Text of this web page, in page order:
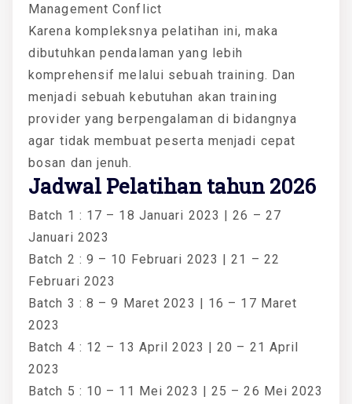
Management Conflict
Karena kompleksnya pelatihan ini, maka
dibutuhkan pendalaman yang lebih
komprehensif melalui sebuah training. Dan
menjadi sebuah kebutuhan akan training
provider yang berpengalaman di bidangnya
agar tidak membuat peserta menjadi cepat
bosan dan jenuh.
Jadwal Pelatihan tahun 2026
Batch 1 : 17 – 18 Januari 2023 | 26 – 27
Januari 2023
Batch 2 : 9 – 10 Februari 2023 | 21 – 22
Februari 2023
Batch 3 : 8 – 9 Maret 2023 | 16 – 17 Maret
2023
Batch 4 : 12 – 13 April 2023 | 20 – 21 April
2023
Batch 5 : 10 – 11 Mei 2023 | 25 – 26 Mei 2023